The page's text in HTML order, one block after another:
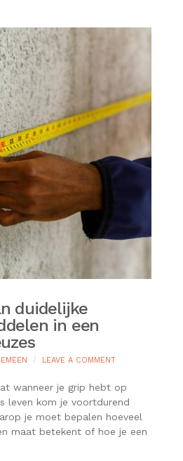
duidelijke
in een
LEAVE A COMMENTON
VAN
DUIDELIJKE
IN
wanneer je grip hebt op
leven kom je voortdurend
je moet bepalen hoeveel
maat betekent of hoe je een